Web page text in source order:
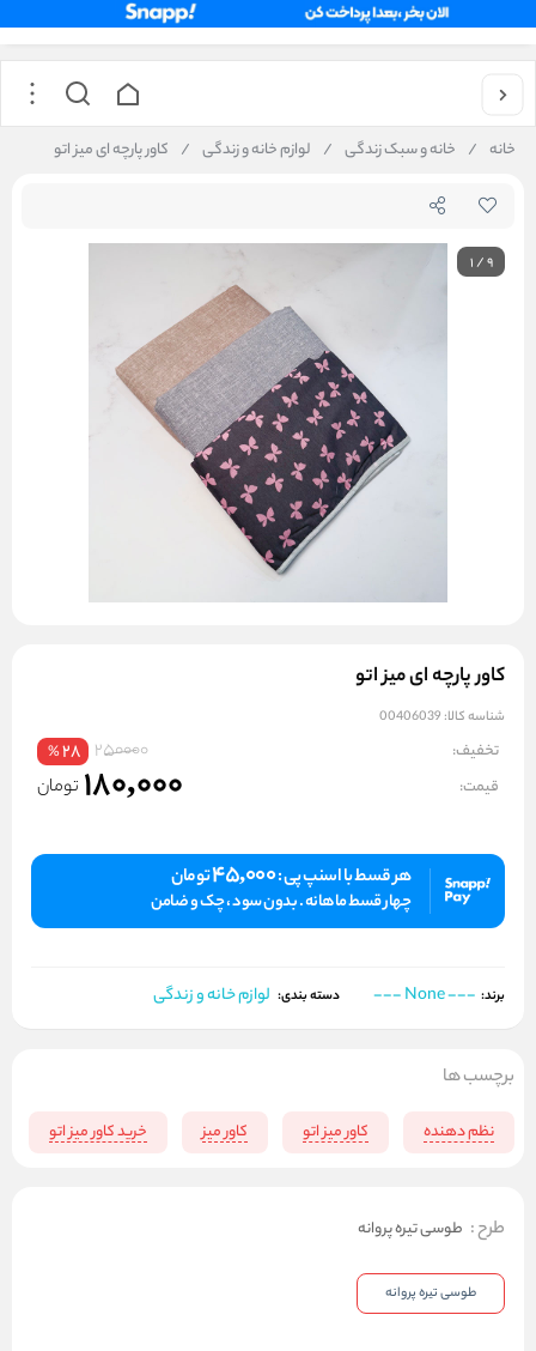
خانه / خانه و سبک زندگی / لوازم خانه و زندگی / کاور پارچه ای میز اتو
1/9
کاور پارچه ای میز اتو
شناسه کالا: 00406039
تخفیف: 250000
28
%
قیمت: 180,000 تومان
هر قسط با اسنپ پی :45,000تومان
چهار قسط ماهانه . بدون سود ، چک و ضامن
برند: --- None --- دسته بندی: لوازم خانه و زندگی
برچسب ها
نظم دهنده کاور میز اتو کاور میز خرید کاور میز اتو
طرح: طوسی تیره پروانه
طوسی تیره پروانه